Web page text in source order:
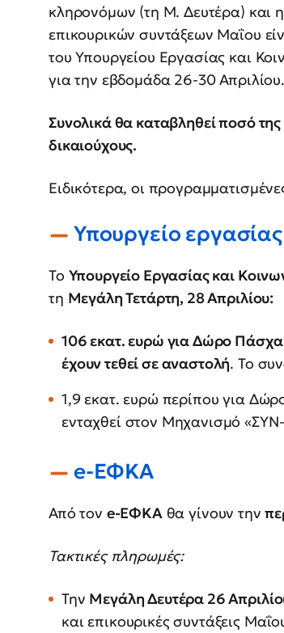
κληρονόμων (τη Μ. Δευτέρα) και
επικουρικών συντάξεων Μαΐου
του Υπουργείου Εργασίας και
για την εβδομάδα 26-30 Απριλίου.
Συνολικά θα καταβληθεί ποσό
δικαιούχους.
Ειδικότερα, οι
Υπουργείο εργασίας
Το Υπουργείο Εργασίας και
τη Μεγάλη Τετάρτη, 28 Απριλίου:
106 εκατ. ευρώ για Δώρο
έχουν τεθεί σε αναστολή. Το
1,9 εκατ. ευρώ περίπου για
ενταχθεί στον Μηχανισμό
e-ΕΦΚΑ
Από τον e-ΕΦΚΑθα γίνουν την
Τακτικές πληρωμές:
Την Μεγάλη Δευτέρα 26
και επικουρικές συντάξεις